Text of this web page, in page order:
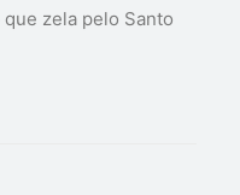
zela pelo Santo